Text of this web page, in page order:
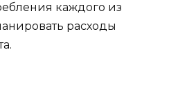
каждого из
расходы